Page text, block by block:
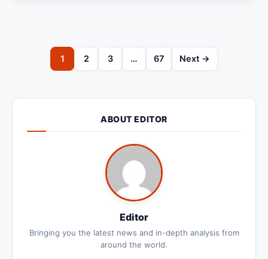
1 2 3 … 67 Next →
ABOUT EDITOR
Editor
Bringing you the latest news and in-depth analysis from
around the world.